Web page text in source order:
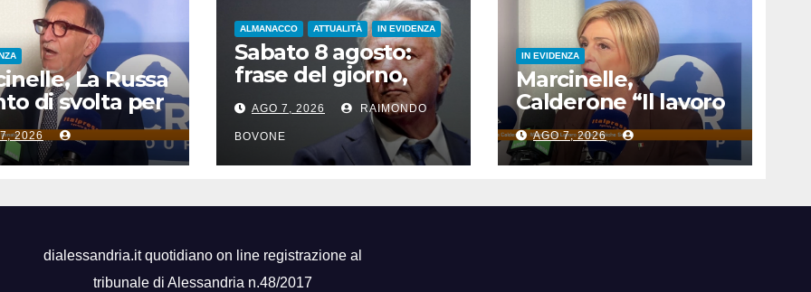
La Russa
di svolta per
sul
2026
ALMANACCO ATTUALITÀ IN EVIDENZA
Sabato 8 agosto:
frase del giorno,
santi del giorno, nati
famosi, accadde
oggi
AGO 7, 2026 RAIMONDO
BOVONE
IN EVIDENZA
Marcinelle,
Calderone “Il lavoro
deve essere più
sicuro”
AGO 7, 2026
dialessandria.it quotidiano on line registrazione al
tribunale di Alessandria n.48/2017